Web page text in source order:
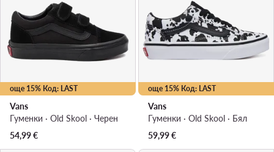
още 15% Код: LAST
Vans
Гуменки · Old Skool · Черен
54,99€
още 15% Код: LAST
Vans
Гуменки · Old Skool · Бял
59,99€